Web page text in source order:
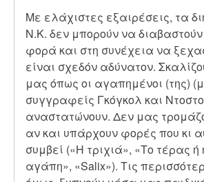
Με ελάχιστες εξαιρέσεις, τα
Ν.Κ. δεν μπορούν να
φορά και στη συνέχεια να
είναι σχεδόν αδύνατον.
μας όπως οι αγαπημένοι (της)
συγγραφείς Γκόγκολ και
αναστατώνουν. Δεν μας
αν και υπάρχουν φορές που κι
συμβεί («Η τριχιά», «Το τέρας
αγάπη», «Salix»). Τις